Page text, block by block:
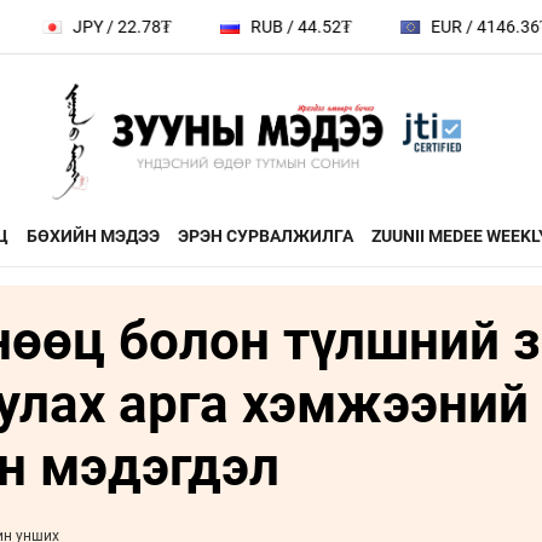
JPY / 22.78₮ RUB / 44.52₮ EUR / 4146.36₮
БӨХИЙН МЭДЭЭ ЭРЭН СУРВАЛЖИЛГА ZUUNII MEDEE
зочин
ДӨРВӨН ХӨЛТЭЙ АНД
ӨӨРЧИЛЬЕ
МОНГОЛ ӨВ СОЁЛ
ЭДИЙН
болон түлшний
арга хэмжээний
мэдэгдэл
унших